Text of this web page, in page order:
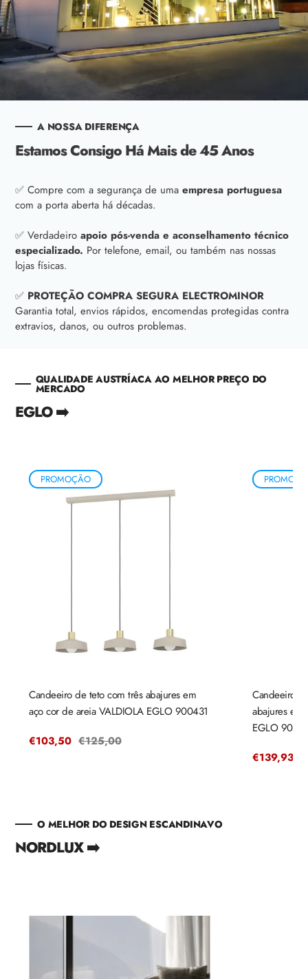
A NOSSA DIFERENÇA
Estamos Consigo Há Mais de 45 Anos
✅ Compre com a segurança de uma empresa portuguesa
com a porta aberta há décadas.
✅ Verdadeiro apoio pós-venda e aconselhamento técnico
especializado. Por telefone, email, ou também nas nossas
lojas físicas.
✅ PROTEÇÃO COMPRA SEGURA ELECTROMINOR
Garantia total, envios rápidos, encomendas protegidas contra
extravios, danos, ou outros problemas.
QUALIDADE AUSTRÍACA AO MELHOR PREÇO DO
MERCADO
EGLO ➡️
PROMOÇÃO
Candeeiro de teto com três abajures em
aço cor de areia VALDIOLA EGLO 900431
Preço
€103,50 Preço
€125,00
Candeeiro
abajures em
EGLO
Preço
€139,93
O MELHOR DO DESIGN ESCANDINAVO
NORDLUX ➡️